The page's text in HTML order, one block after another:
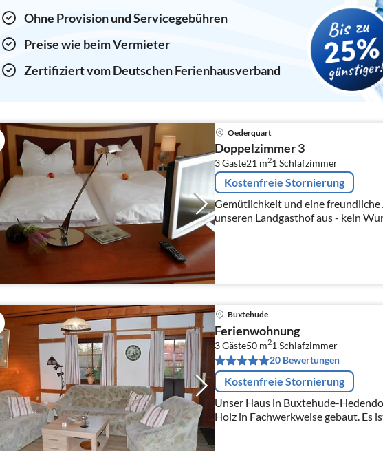
Ohne Provision und Servicegebühren
Preise wie beim Vermieter
Zertifiziert vom Deutschen Ferienhausverband
Oederquart
Doppelzimmer 3
3 Gäste21 m21Schlafzimmer
Kostenfreie Stornierung
Gemütlichkeit und eine
unseren Landgasthof aus - kein
befindet sich seit 1913 in
Buxtehude
Ferienwohnung
3 Gäste50 m21 Schlafzimmer
20 Bewertungen
Kostenfreie Stornierung
Unser Haus in Buxtehude-
Holz in Fachwerkweise gebaut. Es
mit Einliegerwohnung, diese wird
genutzt.